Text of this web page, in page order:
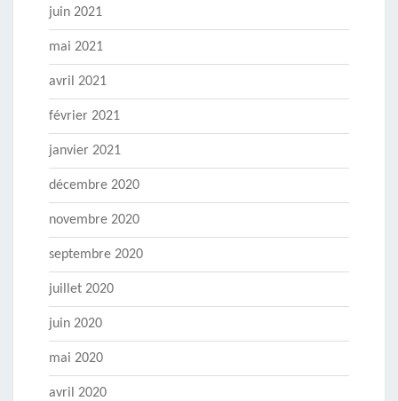
juin 2021
mai 2021
avril 2021
février 2021
janvier 2021
décembre 2020
novembre 2020
septembre 2020
juillet 2020
juin 2020
mai 2020
avril 2020